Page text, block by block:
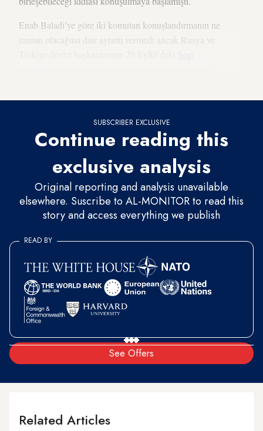
Enab Baladi’ye göre iki komutan konuşlandırmanın ne
zaman olacağına dair ayrıntı vermedi ancak Rusya ve
SUBSCRIBER EXCLUSIVE
Continue reading this
exclusive analysis
Original reporting and analysis unavailable
elsewhere. Suscribe to AL-MONITOR to read this
story and access everything we publish
See Offers
READ BY
Related Articles